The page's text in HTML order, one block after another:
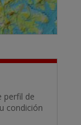
perfil de
condición